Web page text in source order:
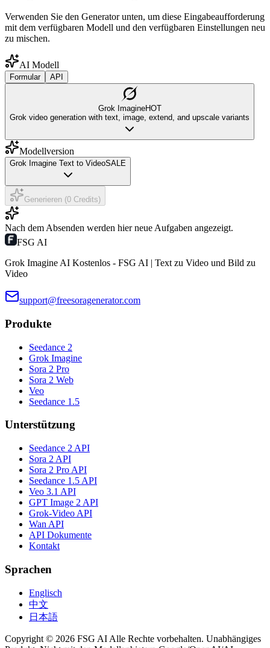
Verwenden Sie den Generator unten, um diese Eingabeaufforderung
mit dem verfügbaren Modell und den verfügbaren Einstellungen neu
zu mischen.
AI Modell
Formular API
Grok ImagineHOT
Grok video generation with text, image, extend, and upscale variants
Modellversion
Grok Imagine Text to VideoSALE
Generieren (0 Credits)
Nach dem Absenden werden hier neue Aufgaben angezeigt.
FSG AI
Grok Imagine AI Kostenlos - FSG AI | Text zu Video und Bild zu
Video
support@freesoragenerator.com
Produkte
Seedance 2
Grok Imagine
Sora 2 Pro
Sora 2 Web
Veo
Seedance 1.5
Unterstützung
Seedance 2 API
Sora 2 API
Sora 2 Pro API
Seedance 1.5 API
Veo 3.1 API
GPT Image 2 API
Grok-Video API
Wan API
API Dokumente
Kontakt
Sprachen
Englisch
中文
日本語
Copyright © 2026 FSG AI Alle Rechte vorbehalten. Unabhängiges